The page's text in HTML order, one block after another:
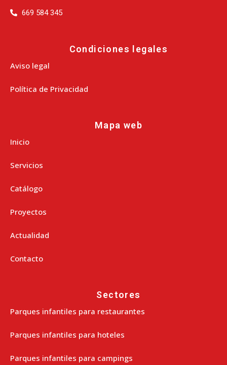
669 584 345
Condiciones legales
Aviso legal
Política de Privacidad
Mapa web
Inicio
Servicios
Catálogo
Proyectos
Actualidad
Contacto
Sectores
Parques infantiles para restaurantes
Parques infantiles para hoteles
Parques infantiles para campings